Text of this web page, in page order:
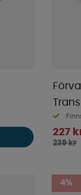
227
239 kr
4%